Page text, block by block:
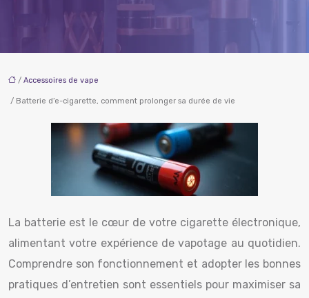
/ Accessoires de vape
/ Batterie d’e-cigarette, comment prolonger sa durée de vie
La batterie est le cœur de votre cigarette électronique,
alimentant votre expérience de vapotage au quotidien.
Comprendre son fonctionnement et adopter les bonnes
pratiques d’entretien sont essentiels pour maximiser sa